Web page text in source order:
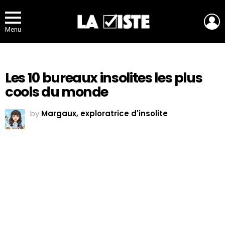
Menu
Les 10 bureaux insolites les plus
cools du monde
by Margaux, exploratrice d'insolite